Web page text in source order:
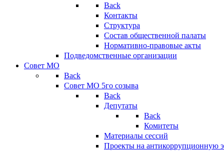
Back
Контакты
Структура
Состав общественной палаты
Нормативно-правовые акты
Подведомственные организации
Совет МО
Back
Совет МО 5го созыва
Back
Депутаты
Back
Комитеты
Материалы сессий
Проекты на антикоррупционную